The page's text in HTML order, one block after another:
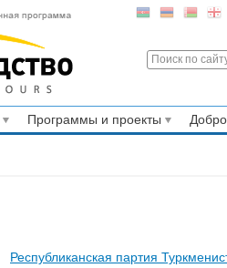
Программы и проекты
Республиканская партия